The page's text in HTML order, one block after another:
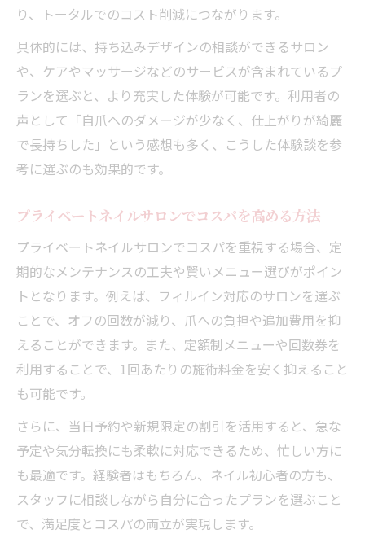
り、トータルでのコスト削減につながります。
具体的には、持ち込みデザインの相談ができるサロン
や、ケアやマッサージなどのサービスが含まれているプ
ランを選ぶと、より充実した体験が可能です。利用者の
声として「自爪へのダメージが少なく、仕上がりが綺麗
で長持ちした」という感想も多く、こうした体験談を参
考に選ぶのも効果的です。
プライベートネイルサロンでコスパを高める方法
プライベートネイルサロンでコスパを重視する場合、定
期的なメンテナンスの工夫や賢いメニュー選びがポイン
トとなります。例えば、フィルイン対応のサロンを選ぶ
ことで、オフの回数が減り、爪への負担や追加費用を抑
えることができます。また、定額制メニューや回数券を
利用することで、1回あたりの施術料金を安く抑えること
も可能です。
さらに、当日予約や新規限定の割引を活用すると、急な
予定や気分転換にも柔軟に対応できるため、忙しい方に
も最適です。経験者はもちろん、ネイル初心者の方も、
スタッフに相談しながら自分に合ったプランを選ぶこと
で、満足度とコスパの両立が実現します。